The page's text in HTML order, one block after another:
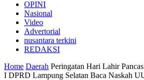
OPINI
Nasional
Video
Advertorial
nusantara terkini
REDAKSI
Home Daerah Peringatan Hari Lahir
I DPRD Lampung Selatan Baca Naskah